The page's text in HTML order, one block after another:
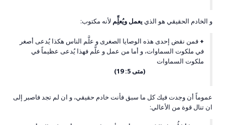
و الخادم الحقيقي هو الذي يعمل ويُعلِِّم لأنه مكتوب:
+ فمن نقض إحدى هذه الوصايا الصغرى و علَّم الناس هكذا يُدعى أصغر
في ملكوت السماوات، و أما من عمل و علَّم فهذا يُدعى عظيماً في
ملكوت السماوات
(متى 5: 19)
عموماً أن وجدت فيك كل ما سبق فأنت خادم حقيقي، و ان لم تجد فاصبر إلى
ان تنال قوة من الأعالي: